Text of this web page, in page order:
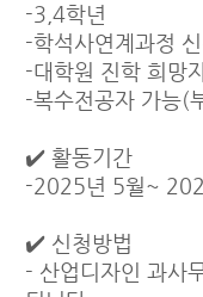
-3,4학년
-학석사연계과정
-대학원 진학 희망
-복수전공자 가능(
✔️ 활동기간
-2025년 5월~
✔️ 신청방법
- 산업디자인 과사